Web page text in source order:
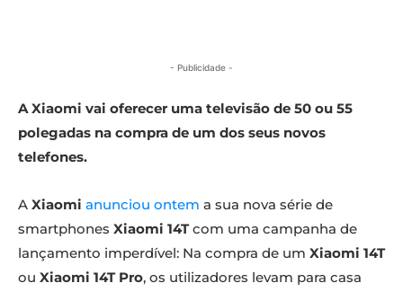
- Publicidade -
A Xiaomi vai oferecer uma televisão de 50 ou 55
polegadas na compra de um dos seus novos
telefones.
A Xiaomi anunciou ontem a sua nova série de
smartphones Xiaomi 14Tcom uma campanha de
lançamento imperdível: Na compra de um Xiaomi 14T
ou Xiaomi 14T Pro, os utilizadores levam para casa